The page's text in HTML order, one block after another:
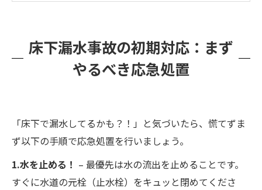
燥・除菌
漏水事故に保険は適用できる？火災保険・家財
床下の除菌・防カビ処理がなぜ重要か
専門業者に依頼するメリット：プロに任せて安
心！
カビバスターズ福岡の床下除菌・防カビ施工：
床下漏水事故の初期対応：まず
やるべき応急処置
「床下で漏水してるかも？！」と気づいたら、慌てずま
ず以下の手順で応急処置を行いましょう。
1.水を止める！ – 最優先は水の流出を止めることです。
すぐに水道の元栓（止水栓）をキュッと閉めてくださ